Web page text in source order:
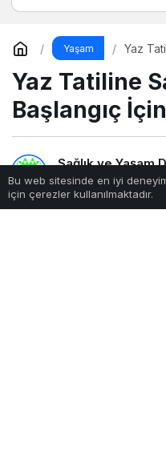
Yaşam
Yaz
Yaz Tatiline
Başlangıç
Sağlık ve Yaşam
4dk, 6sn
Bu web sitesinde en iyi
için çerezler kullanılmaktadır.